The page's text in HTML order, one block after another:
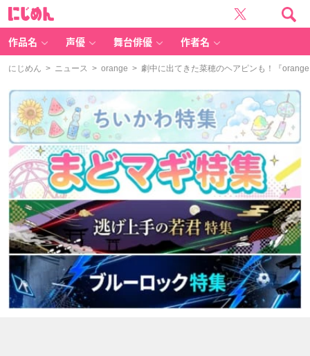
作品名 声優 舞台俳優 作者名
にじめん > ニュース > orange > 劇中に出てきた菜穂のヘアピンも！『